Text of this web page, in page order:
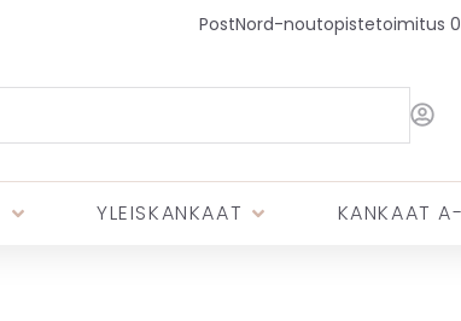
PostNord-noutopistetoimitus
YLEISKANKAAT KANKAAT